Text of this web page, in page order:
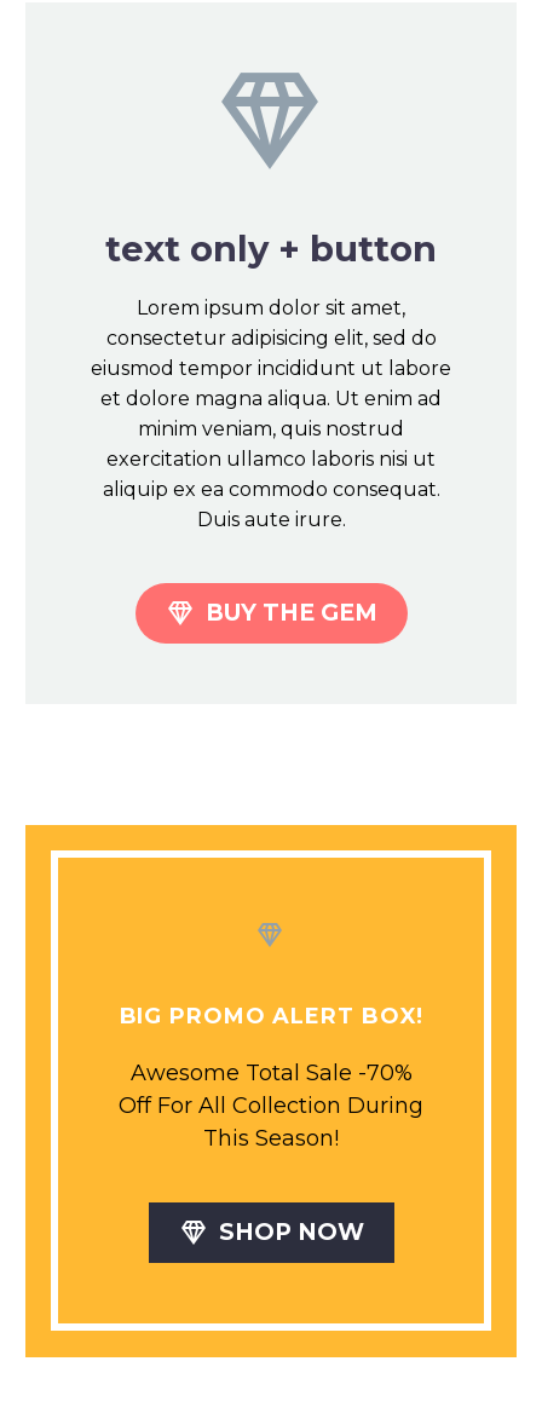


text only + button
Lorem ipsum dolor sit amet,
consectetur adipisicing elit, sed do
eiusmod tempor incididunt ut labore
et dolore magna aliqua. Ut enim ad
minim veniam, quis nostrud
exercitation ullamco laboris nisi ut
aliquip ex ea commodo consequat.
Duis aute irure.
 BUY THE GEM


BIG PROMO ALERT BOX!
Awesome Total Sale -70%
Off For All Collection During
This Season!
 SHOP NOW